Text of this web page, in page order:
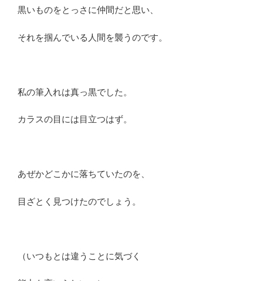
黒いものをとっさに仲間だと思い、
それを掴んでいる人間を襲うのです。
私の筆入れは真っ黒でした。
カラスの目には目立つはず。
あぜかどこかに落ちていたのを、
目ざとく見つけたのでしょう。
（いつもとは違うことに気づく